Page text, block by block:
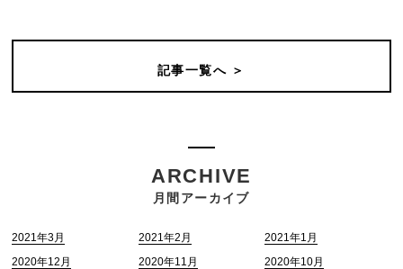
記事一覧へ ＞
ARCHIVE
月間アーカイブ
2021年3月 2021年2月
2021年1月
2020年12月
2020年11月
2020年10月